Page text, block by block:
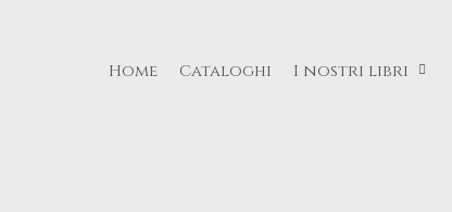
Home Cataloghi I nostri libri